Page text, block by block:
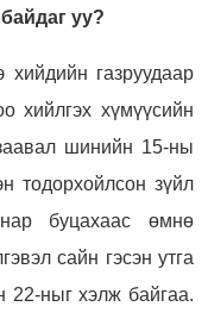
уу?
газруудаар
хийлгэх хүмүүсийн
шинийн 15-ны
тодорхойлсон зүйл
буцахаас өмнө
сайн гэсэн утга
22-ныг хэлж байгаа.